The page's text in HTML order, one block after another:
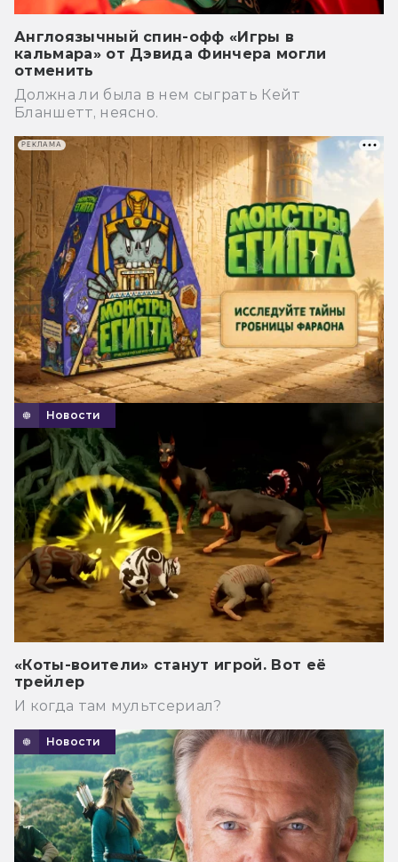
Англоязычный спин-офф «Игры в
кальмара» от Дэвида Финчера могли
отменить
Должна ли была в нем сыграть Кейт
Бланшетт, неясно.
Новости
«Коты-воители» станут игрой. Вот её
трейлер
И когда там мультсериал?
Новости
РЕКЛАМА